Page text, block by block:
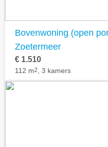
Bovenwoning (open
Zoetermeer
€ 1.510
112 m2 , 3 kamers